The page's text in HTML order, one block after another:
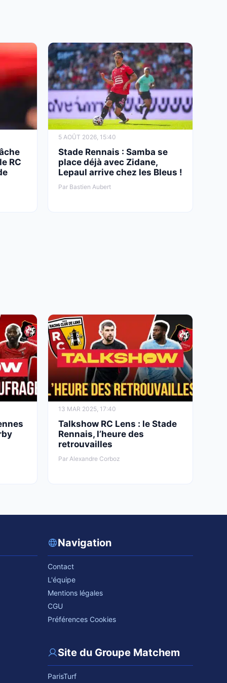
RC
5 AOÛT 2026, 15:40
Stade Rennais : Samba se
place déjà avec Zidane,
Lepaul arrive chez les Bleus !
Par Bastien Aubert
13 MAR 2025, 17:40
Talkshow RC Lens : le Stade
Rennais, l’heure des
retrouvailles
Par Alexandre Corboz
Navigation
Contact
L'équipe
Mentions légales
CGU
Préférences Cookies
Site du Groupe Matchem
ParisTurf